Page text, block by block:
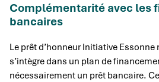
Complémentarité avec les
bancaires
Le prêt d’honneur Initiative Essonne
s’intègre dans un plan de
nécessairement un prêt bancaire.